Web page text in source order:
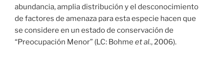
abundancia, amplia distribución y el desconocimiento
de factores de amenaza para esta especie hacen que
se considere en un estado de conservación de
“Preocupación Menor” (LC: Bohme et al., 2006).